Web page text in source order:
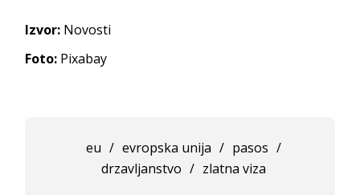
Izvor: Novosti
Foto: Pixabay
eu / evropska unija / pasos /
drzavljanstvo / zlatna viza